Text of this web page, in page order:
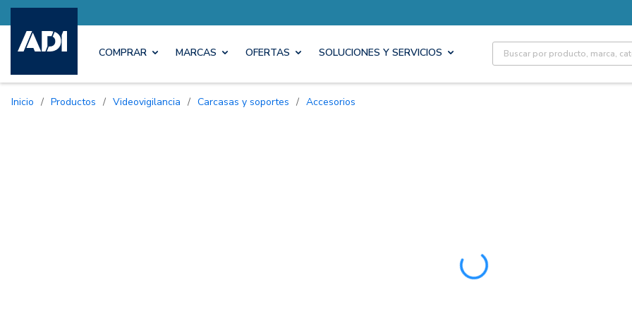
COMPRAR MARCAS OFERTAS SOLUCIONES Y SERVICIOS Site Search
Inicio / Productos / Videovigilancia / Carcasas y soportes / Accesorios